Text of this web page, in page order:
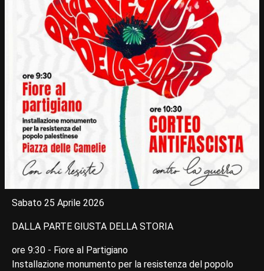
Sabato 25 Aprile 2026
DALLA PARTE GIUSTA DELLA STORIA
ore 9:30 - Fiore al Partigiano
Installazione monumento per la resistenza del popolo